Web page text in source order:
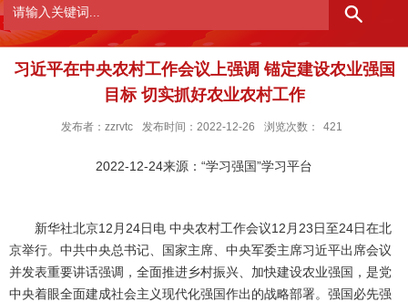
习近平在中央农村工作会议上强调 锚定建设农业强国
目标 切实抓好农业农村工作
发布者：zzrvtc 发布时间：2022-12-26 浏览次数： 421
2022-12-24来源：“学习强国”学习平台
新华社北京12月24日电 中央农村工作会议12月23日至24日在北
京举行。中共中央总书记、国家主席、中央军委主席习近平出席会议
并发表重要讲话强调，全面推进乡村振兴、加快建设农业强国，是党
中央着眼全面建成社会主义现代化强国作出的战略部署。强国必先强